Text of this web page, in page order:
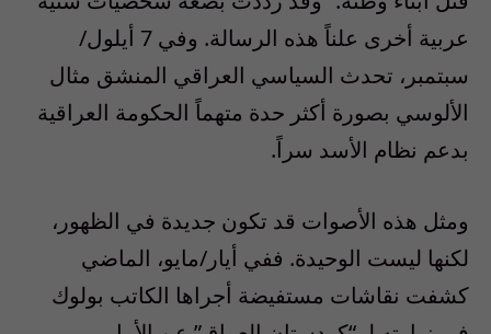
عربية أخرى علناً هذه الرسالة. وفي 7 أيلول/
سبتمبر، تحدث السياسي العراقي المنشق مثال
الألوسي بصورة أكثر حدة متهماً الحكومة العراقية
بدعم نظام الأسد سراً.
ومثل هذه الأصوات قد تكون جديدة في الظهور،
لكنها ليست الوحيدة. ففي أيار/مايو، الماضي
كشفت نقاشات مستفيضة أجراها الكاتب بولوك